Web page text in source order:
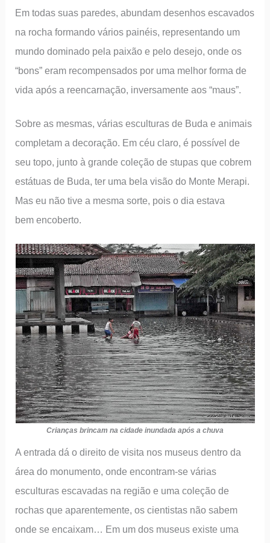
Em todas suas paredes, abundam desenhos escavados
na rocha formando vários painéis, representando um
mundo dominado pela paixão e pelo desejo, onde os
“bons” eram recompensados por uma melhor forma de
vida após a reencarnação, inversamente aos “maus”.
Sobre as mesmas, várias esculturas de Buda e animais
completam a decoração. Em céu claro, é possível de
seu topo, junto à grande coleção de stupas que cobrem
estátuas de Buda, ter uma bela visão do Monte Merapi.
Mas eu não tive a mesma sorte, pois o dia estava
bem encoberto.
Crianças brincam na cidade inundada após a chuva
A entrada dá o direito de visita nos museus dentro da
área do monumento, onde encontram-se várias
esculturas escavadas na região e uma coleção de
rochas que aparentemente, os cientistas não sabem
onde se encaixam… Em um dos museus existe uma